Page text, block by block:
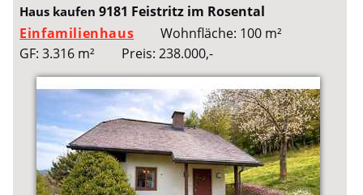
Haus kaufen9181 Feistritz im Rosental
Einfamilienhaus
Wohnfläche: 100 m²
GF: 3.316 m²
Preis: 238.000,-